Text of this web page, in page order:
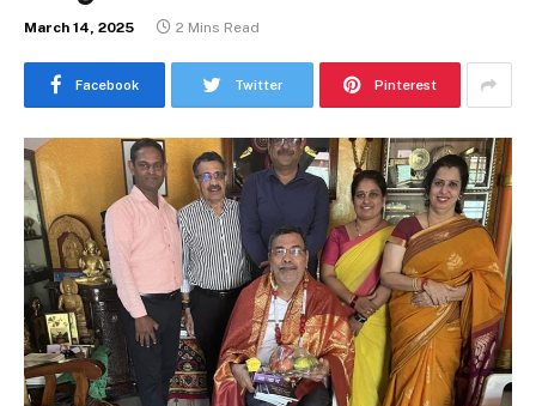
March 14, 2025 2 Mins Read
Facebook Twitter Pinterest